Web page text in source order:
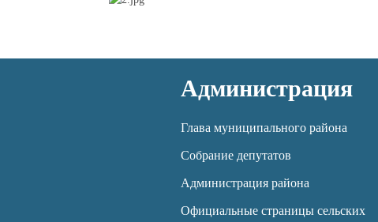
Администрация
Глава муниципального района
Собрание депутатов
Администрация района
Официальные страницы сельских